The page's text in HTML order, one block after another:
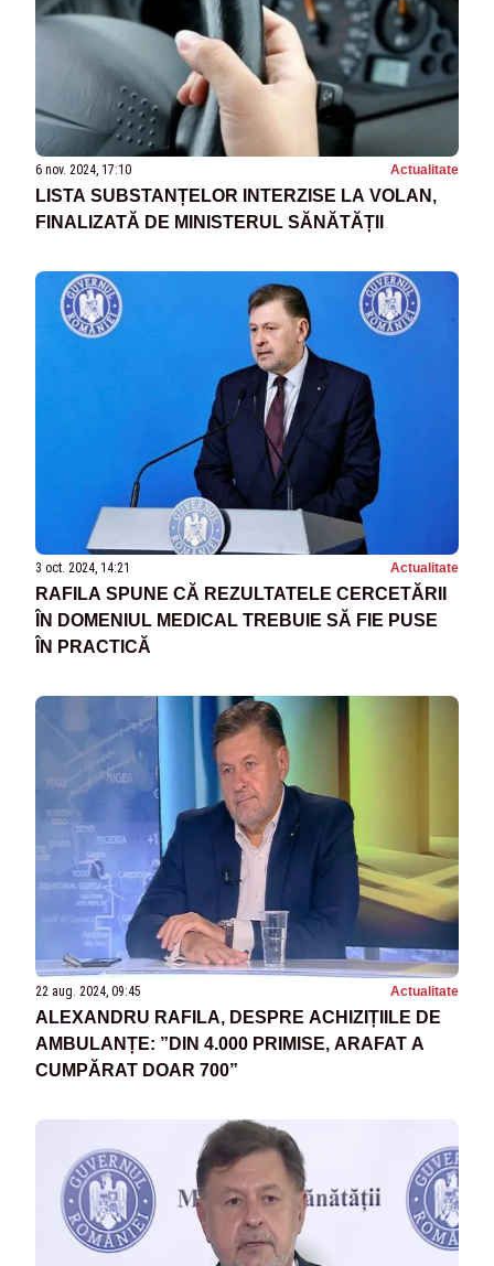
6 nov. 2024, 17:10 Actualitate
LISTA SUBSTANȚELOR INTERZISE LA VOLAN,
FINALIZATĂ DE MINISTERUL SĂNĂTĂȚII
3 oct. 2024, 14:21 Actualitate
RAFILA SPUNE CĂ REZULTATELE CERCETĂRII
ÎN DOMENIUL MEDICAL TREBUIE SĂ FIE PUSE
ÎN PRACTICĂ
22 aug. 2024, 09:45 Actualitate
ALEXANDRU RAFILA, DESPRE ACHIZIȚIILE DE
AMBULANȚE: ”DIN 4.000 PRIMISE, ARAFAT A
CUMPĂRAT DOAR 700”